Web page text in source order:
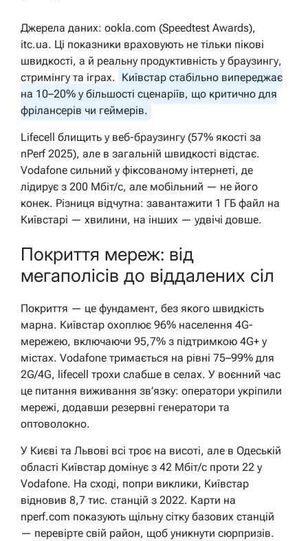
Джерела даних: ookla.com (Speedtest Awards),
itc.ua. Ці показники враховують не тільки пікові
швидкості, а й реальну продуктивність у браузингу,
стримінгу та іграх. Київстар стабільно випереджає
на 10–20% у більшості сценаріїв, що критично для
фрілансерів чи геймерів.
Lifecell блищить у веб-браузингу (57% якості за
nPerf 2025), але в загальній швидкості відстає.
Vodafone сильний у фіксованому інтернеті, де
лідирує з 200 Мбіт/с, але мобільний — не його
конек. Різниця відчутна: завантажити 1 ГБ файл на
Київстарі — хвилини, на інших — удвічі довше.
Покриття мереж: від
мегаполісів до віддалених сіл
Покриття — це фундамент, без якого швидкість
марна. Київстар охоплює 96% населення 4G-
мережею, включаючи 95,7% з підтримкою 4G+ у
містах. Vodafone тримається на рівні 75–99% для
2G/4G, lifecell трохи слабше в селах. У воєнний час
це питання виживання зв’язку: оператори укріпили
мережі, додавши резервні генератори та
оптоволокно.
У Києві та Львові всі троє на висоті, але в Одеській
області Київстар домінує з 42 Мбіт/с проти 22 у
Vodafone. На сході, попри виклики, Київстар
відновив 8,7 тис. станцій з 2022. Карти на
nperf.com показують щільну сітку базових станцій
— перевірте свій район, щоб уникнути сюрпризів.